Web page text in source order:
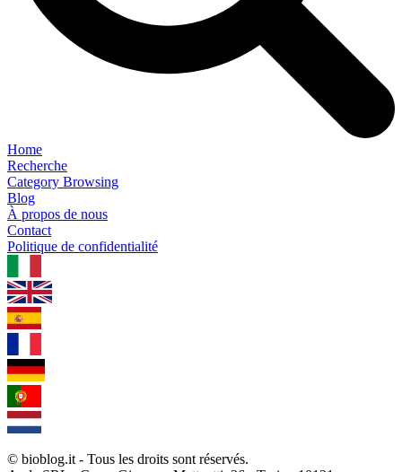
Home
Recherche
Category Browsing
Blog
À propos de nous
Contact
Politique de confidentialité
© bioblog.it - Tous les droits sont réservés.